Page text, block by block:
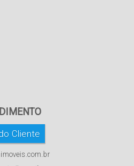
Cliente